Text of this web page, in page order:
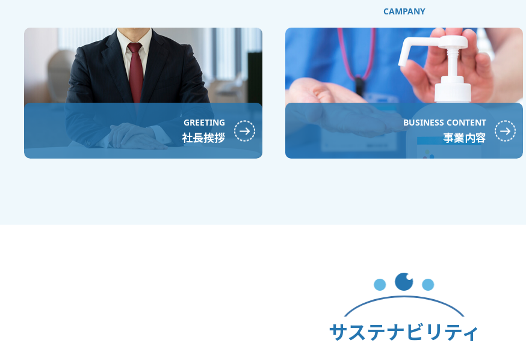
CAMPANY
GREETING
社長挨拶
BUSINESS CONTENT
事業内容
サステナビリティ